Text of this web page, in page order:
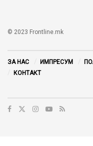
© 2023 Frontline.mk
ЗА НАС ИМПРЕСУМ
КОНТАКТ